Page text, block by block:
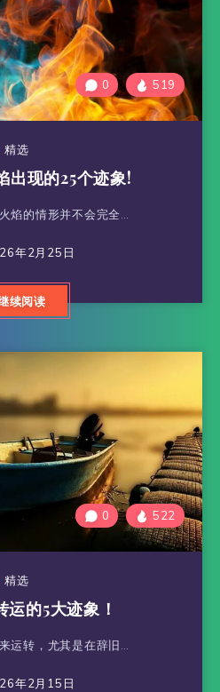
0 519
精选
出现的25个迹象!
焰的情形并不会完全…
年2月25日
续阅读
0 522
精选
运的5大迹象！
运转，尤其是在辞旧…
年2月15日